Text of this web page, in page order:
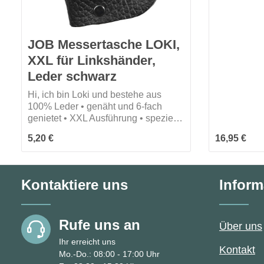
JOB Messertasche LOKI,
XXL für Linkshänder,
Leder schwarz
Hi, ich bin Loki und bestehe aus
100% Leder • genäht und 6-fach
genietet • XXL Ausführung • speziell
Regulärer Preis:
5,20 € Regulärer
16,95 €
Kontaktiere uns
Rufe uns an
Ihr erreicht uns
Mo.-Do.: 08:00 - 17:00 Uhr
Über uns
Kontakt